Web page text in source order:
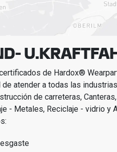
de Hardox®
atender a todas las
de carreteras,
- Metales, Reciclaje - vidrio y